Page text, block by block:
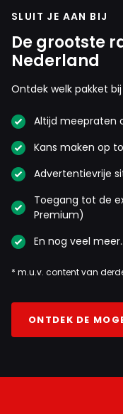
SLUIT JE AAN BIJ
De grootste
Nederland
Ontdek welk pakket
Altijd meepraten
Kans maken op
Advertentievrije
Toegang tot de
Premium)
En nog veel
* m.u.v. content van
ONTDEK DE